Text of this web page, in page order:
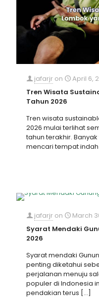
jafarjr on
April 6,
Tren Wisata
Tahun 2026
Tren wisata
2026 mulai terlihat
tahun terakhir.
mencari tempat indah
jafarjr on
March
Syarat Mendaki
2026
Syarat mendaki
penting diketahui
perjalanan menuju
populer di Indonesia
pendakian terus […]